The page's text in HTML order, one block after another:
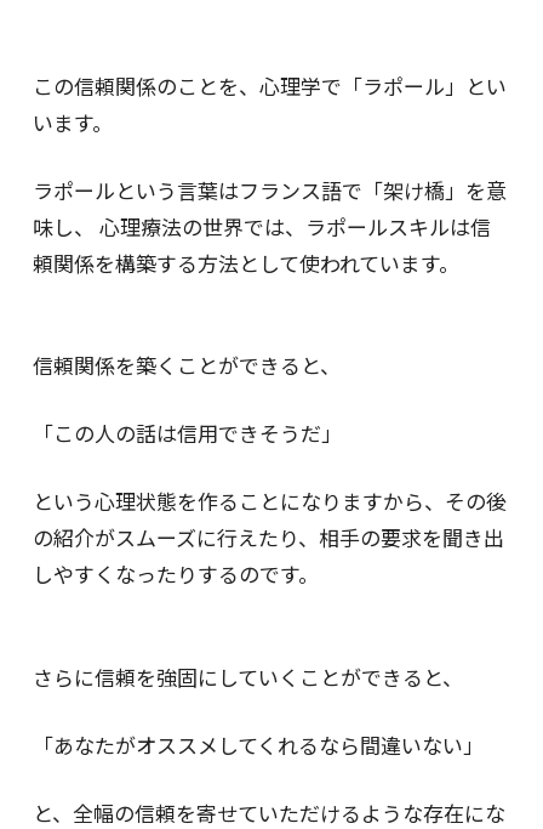
この信頼関係のことを、心理学で「ラポール」とい
います。
ラポールという言葉はフランス語で「架け橋」を意
味し、 心理療法の世界では、ラポールスキルは信
頼関係を構築する方法として使われています。
信頼関係を築くことができると、
「この人の話は信用できそうだ」
という心理状態を作ることになりますから、その後
の紹介がスムーズに行えたり、相手の要求を聞き出
しやすくなったりするのです。
さらに信頼を強固にしていくことができると、
「あなたがオススメしてくれるなら間違いない」
と、全幅の信頼を寄せていただけるような存在にな